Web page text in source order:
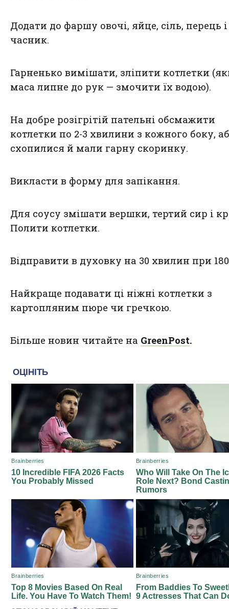
Додати до фаршу овочі, яйце, сіль, перець і
часник.
Гарненько вимішати, зліпити котлетки
маса липне до рук — змочити їх водою).
На добре розігрітій пательні обсмажити
котлетки по 2-3 хвилини з кожного боку,
схопилися й мали гарну скоринку.
Викласти в форму для запікання.
Для соусу змішати вершки, тертий сир і
Полити котлетки.
Відправити в духовку на 30 хвилин при 180
Найкраще подавати ці ніжні котлетки з
картопляним пюре чи гречкою.
Більше новин читайте на GreenPost.